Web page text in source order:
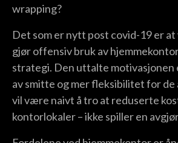
wrapping?
Det som er nytt post covid-19 er
gjør offensiv bruk av
strategi. Den uttalte
av smitte og mer fleksibilitet for
vil være naivt å tro at reduserte
kontorlokaler – ikke spiller en